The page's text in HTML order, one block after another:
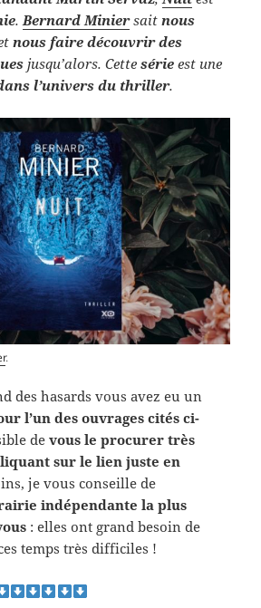
. Bernard Miniersaitnous
nous faire découvrir des
jusqu’alors. Cettesérie est une
l’univers du thriller.
.
des hasards vous avez eu un
l’un des ouvrages cités ci-
devous le procurer très
sur le lien juste en
je vous conseille de
indépendante la plus
: elles ont grand besoin de
temps très difficiles !